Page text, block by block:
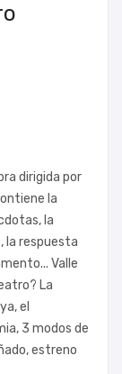
dirigida por
la
la
la respuesta
Valle
La
el
3 modos de
estreno